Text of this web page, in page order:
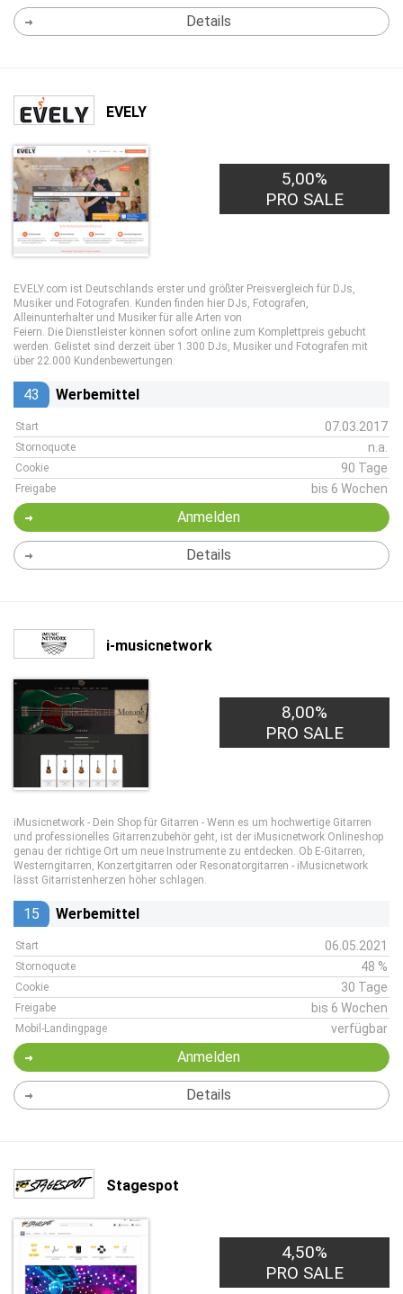
Details
EVELY
5,00%
PRO SALE
EVELY.com ist Deutschlands erster und größter Preisvergleich für DJs,
Musiker und Fotografen. Kunden finden hier DJs, Fotografen,
Alleinunterhalter und Musiker für alle Arten von
Feiern. Die Dienstleister können sofort online zum Komplettpreis gebucht
werden. Gelistet sind derzeit über 1.300 DJs, Musiker und Fotografen mit
über 22.000 Kundenbewertungen.
43 Werbemittel
Start 07.03.2017
Stornoquote n.a.
Cookie 90 Tage
Freigabe bis 6 Wochen
Anmelden
Details
i-musicnetwork
8,00%
PRO SALE
iMusicnetwork - Dein Shop für Gitarren - Wenn es um hochwertige Gitarren
und professionelles Gitarrenzubehör geht, ist der iMusicnetwork Onlineshop
genau der richtige Ort um neue Instrumente zu entdecken. Ob E-Gitarren,
Westerngitarren, Konzertgitarren oder Resonatorgitarren - iMusicnetwork
lässt Gitarristenherzen höher schlagen.
15 Werbemittel
Start 06.05.2021
Stornoquote 48 %
Cookie 30 Tage
Freigabe bis 6 Wochen
Mobil-Landingpage verfügbar
Anmelden
Details
Stagespot
4,50%
PRO SALE